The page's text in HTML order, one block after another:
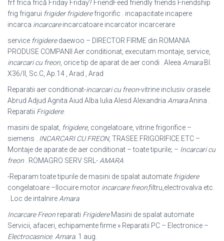
frf frica frică Friday Friday? FriendFeed friendly friends Friendship
frig frigarui frigider frigiderefrigorific . incapacitate incapere
incarca incarcareincarcatoare incarcator incarcerare
service frigideredaewoo – DIRECTOR FIRME din ROMANIA
PRODUSE COMPANII Aer conditionat, executam montaje, service,
incarcari cu freon , orice tip de aparat de aer condi . Aleea AmaraBl.
X36/II, Sc.C, Ap.14 , Arad , Arad
Reparatii aer conditionat-incarcari cu freon-vitrine inclusiv orasele:
Abrud Adjud Agnita Aiud Alba Iulia Alesd Alexandria AmaraAnina .
Reparatii Frigidere.
masini de spalat, frigidere, congelatoare, vitrine frigorifice –
siemens . INCARCARI CU FREON, TRASEE FRIGORIFICE ETC –
Montaje de aparate de aer conditionat – toate tipurile; – Incarcari cu
freon . ROMAGRO SERV SRL- AMARA
-Reparam toate tipurile de masini de spalat automate frigidere
congelatoare – Ilocuire motor incarcare freon,filtru,electrovalva etc.
. Loc de intalnire Amara
Incarcare Freon reparati FrigidereMasini de spalat automate
Servicii, afaceri, echipamente firme » Reparatii PC – Electronice –
Electrocasnice. Amara. 1 aug.